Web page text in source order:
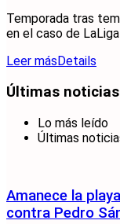
Temporada tras
en el caso de
Leer más Details
Últimas noticias
Lo más leído
Últimas
Amanece la
contra Pedro